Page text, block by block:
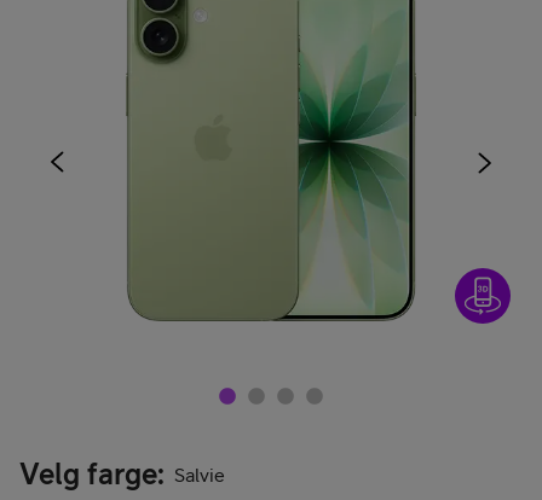
Velg farge: Salvie